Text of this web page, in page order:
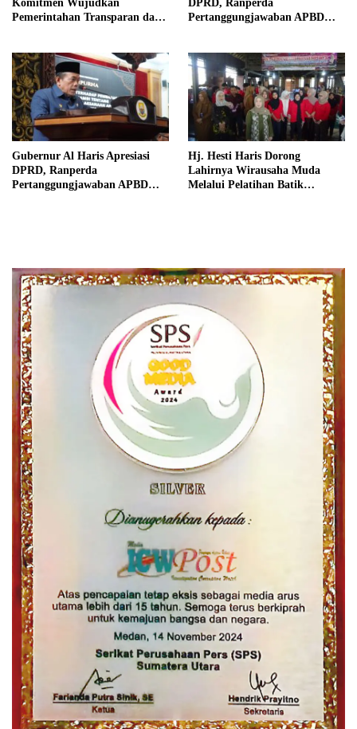
Komitmen Wujudkan
Pemerintahan Transparan dan
DPRD, Ranperda
Pertanggungjawaban APBD
Gubernur Al Haris Apresiasi
DPRD, Ranperda
Pertanggungjawaban APBD
Hj. Hesti Haris Dorong
Lahirnya Wirausaha Muda
Melalui Pelatihan Batik